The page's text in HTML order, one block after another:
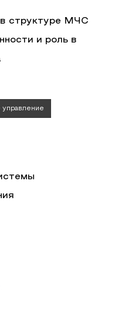
в структуре МЧС
и роль в
управление